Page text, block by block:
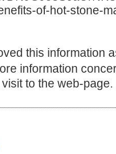
of-hot-stone-
this information
information
to the web-page.